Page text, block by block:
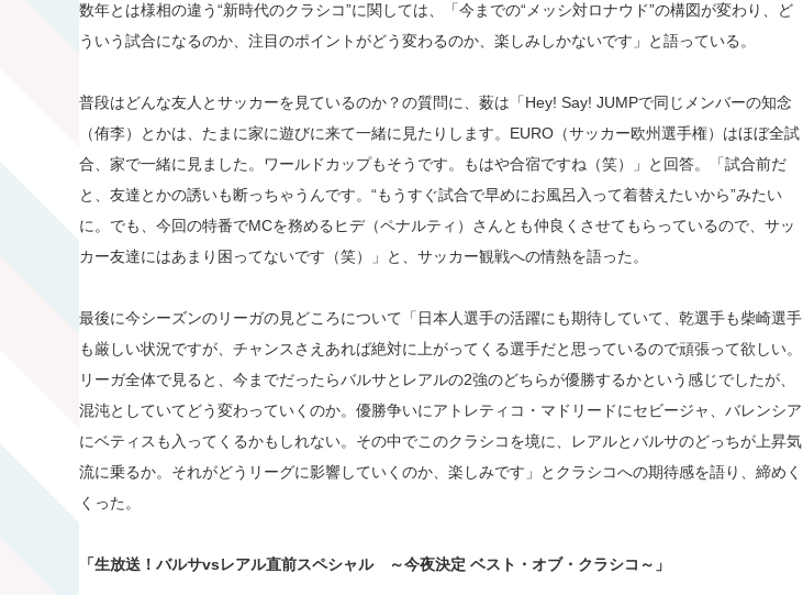
数年とは様相の違う“新時代のクラシコ”に関しては、「今までの“メッシ対ロナウド”の構図が変わり、ど
ういう試合になるのか、注目のポイントがどう変わるのか、楽しみしかないです」と語っている。
普段はどんな友人とサッカーを見ているのか？の質問に、薮は「Hey! Say! JUMPで同じメンバーの知念
（侑李）とかは、たまに家に遊びに来て一緒に見たりします。EURO（サッカー欧州選手権）はほぼ全試
合、家で一緒に見ました。ワールドカップもそうです。もはや合宿ですね（笑）」と回答。「試合前だ
と、友達とかの誘いも断っちゃうんです。“もうすぐ試合で早めにお風呂入って着替えたいから”みたい
に。でも、今回の特番でMCを務めるヒデ（ペナルティ）さんとも仲良くさせてもらっているので、サッ
カー友達にはあまり困ってないです（笑）」と、サッカー観戦への情熱を語った。
最後に今シーズンのリーガの見どころについて「日本人選手の活躍にも期待していて、乾選手も柴崎選手
も厳しい状況ですが、チャンスさえあれば絶対に上がってくる選手だと思っているので頑張って欲しい。
リーガ全体で見ると、今までだったらバルサとレアルの2強のどちらが優勝するかという感じでしたが、
混沌としていてどう変わっていくのか。優勝争いにアトレティコ・マドリードにセビージャ、バレンシア
にベティスも入ってくるかもしれない。その中でこのクラシコを境に、レアルとバルサのどっちが上昇気
流に乗るか。それがどうリーグに影響していくのか、楽しみです」とクラシコへの期待感を語り、締めく
くった。
「生放送！バルサvsレアル直前スペシャル ～今夜決定 ベスト・オブ・クラシコ～」